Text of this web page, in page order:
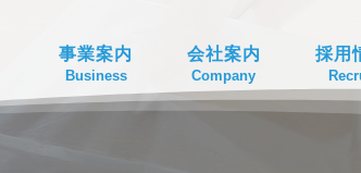
事業案内
Business
会社案内
Company
採用